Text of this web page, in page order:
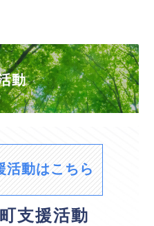
動
活動はこちら
支援活動